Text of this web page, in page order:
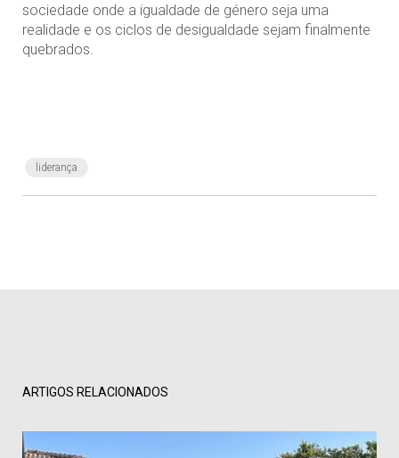
sociedade onde a igualdade de género seja uma
realidade e os ciclos de desigualdade sejam finalmente
quebrados.
liderança
ARTIGOS RELACIONADOS